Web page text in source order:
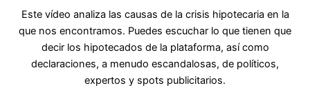
Este vídeo analiza las causas de la crisis hipotecaria en la
que nos encontramos. Puedes escuchar lo que tienen que
decir los hipotecados de la plataforma, así como
declaraciones, a menudo escandalosas, de políticos,
expertos y spots publicitarios.